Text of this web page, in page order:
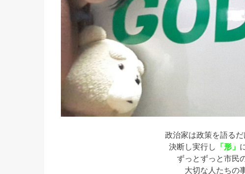
政治家は政策を語るだ
決断し実行し
「形」
ずっとずっと市民
大切な人たちの